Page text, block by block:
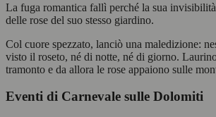
La fuga romantica fallì perché la sua
delle rose del suo stesso giardino.
Col cuore spezzato, lanciò una maledizione:
visto il roseto, né di notte, né di giorno.
tramonto e da allora le rose appaiono sulle
Eventi di Carnevale sulle Dolomiti